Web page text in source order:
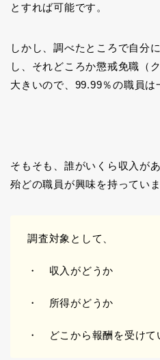
とすれば可能です。
しかし、調べたところで自分
し、それどころか懲戒免職（
大きいので、99.99％の職員は
そもそも、誰がいくら収入が
殆どの職員が興味を持っていま
調査対象として、
・ 収入がどうか
・ 所得がどうか
・ どこから報酬を受けて